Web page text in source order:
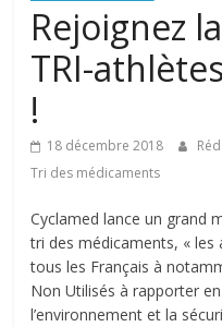
Rejoignez
TRI-
!
18 décembre 2018
Tri des médicaments
Cyclamed lance un grand
tri des médicaments, « les
tous les Français à
Non Utilisés à rapporter
l’environnement et la